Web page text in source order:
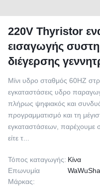
220V Thyristor
εισαγωγής
διέγερσης
Μίνι υδρο σταθμός 60HZ
εγκαταστάσεις υδρο
πλήρως ψηφιακός και
προγραμματισμό και τη
εγκαταστάσεων, παρέχουμε
είτε τ...
Τόπος καταγωγής: Κίνα
Επωνυμία
Μάρκας: